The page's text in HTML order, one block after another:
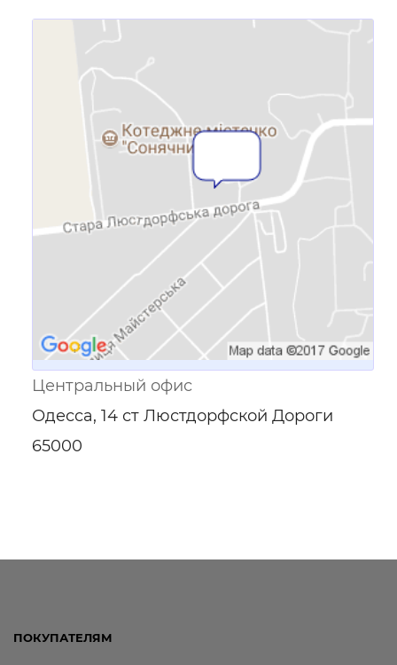
Ссылка для мобильных устройств
Центральный офис
Одесса, 14 ст Люстдорфской Дороги
65000
ПОКУПАТЕЛЯМ